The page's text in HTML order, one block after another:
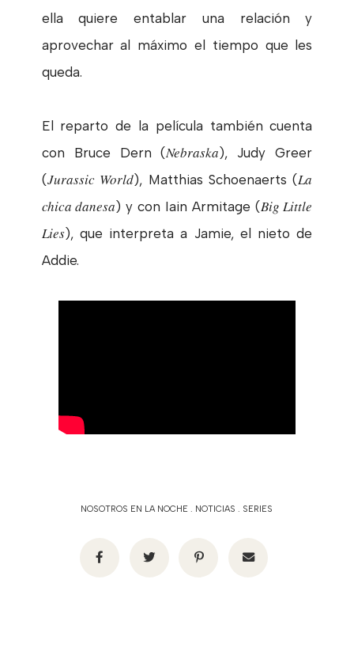
ella quiere entablar una relación y
aprovechar al máximo el tiempo que les
queda.
El reparto de la película también cuenta
con Bruce Dern (Nebraska), Judy Greer
(Jurassic World), Matthias Schoenaerts (La
chica danesa) y con Iain Armitage (Big Little
Lies), que interpreta a Jamie, el nieto de
Addie.
NOSOTROS EN LA NOCHE . NOTICIAS . SERIES